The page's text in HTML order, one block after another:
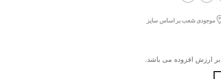
موجودی شعب بر اساس سایز